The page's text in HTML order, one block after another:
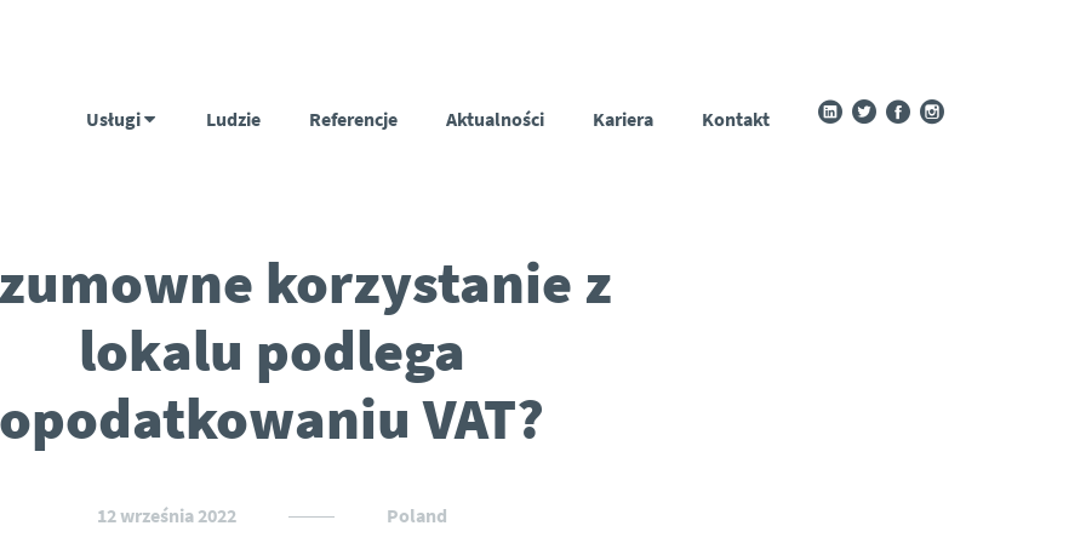
Usługi Ludzie Referencje Aktualności Kariera Kontakt
korzystanie z
lokalu podlega
opodatkowaniu VAT?
12 września 2022 Poland